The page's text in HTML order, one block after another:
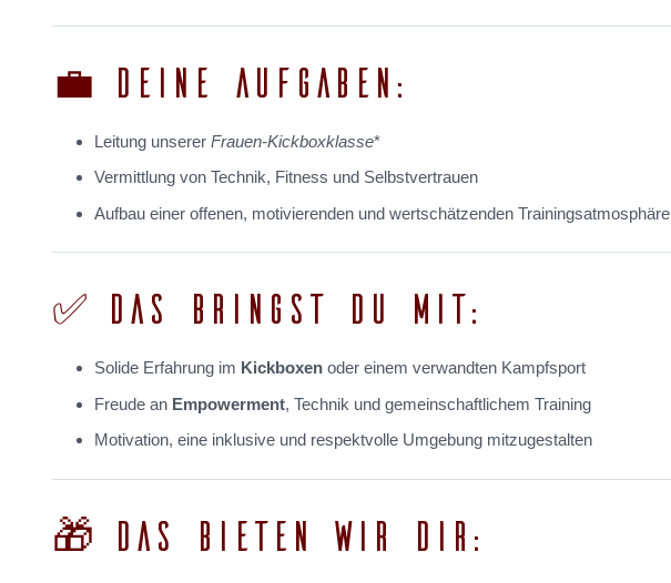
💼 DEINE AUFGABEN:
Leitung unserer Frauen-Kickboxklasse*
Vermittlung von Technik, Fitness und Selbstvertrauen
Aufbau einer offenen, motivierenden und wertschätzenden Trainingsatmosphäre
✅ DAS BRINGST DU MIT:
Solide Erfahrung im Kickboxenoder einem verwandten Kampfsport
Freude an Empowerment, Technik und gemeinschaftlichem Training
Motivation, eine inklusive und respektvolle Umgebung mitzugestalten
🎁 DAS BIETEN WIR DIR: